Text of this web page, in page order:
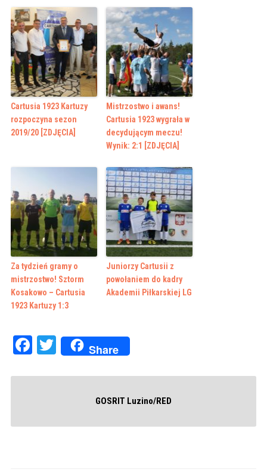
Cartusia 1923 Kartuzy
rozpoczyna sezon
2019/20 [ZDJĘCIA]
Mistrzostwo i awans!
Cartusia 1923 wygrała w
decydującym meczu!
Wynik: 2:1 [ZDJĘCIA]
Za tydzień gramy o
mistrzostwo! Sztorm
Kosakowo – Cartusia
1923 Kartuzy 1:3
Juniorzy Cartusii z
powołaniem do kadry
Akademii Piłkarskiej LG
Facebook
Twitter
Share
GOSRIT Luzino/RED